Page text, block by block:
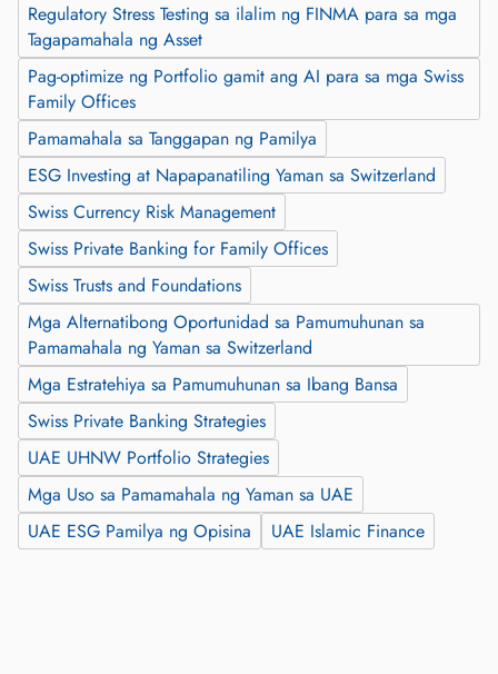
Regulatory Stress Testing sa ilalim ng FINMA para sa mga
Tagapamahala ng Asset
Pag-optimize ng Portfolio gamit ang AI para sa mga Swiss
Family Offices
Pamamahala sa Tanggapan ng Pamilya
ESG Investing at Napapanatiling Yaman sa Switzerland
Swiss Currency Risk Management
Swiss Private Banking for Family Offices
Swiss Trusts and Foundations
Mga Alternatibong Oportunidad sa Pamumuhunan sa
Pamamahala ng Yaman sa Switzerland
Mga Estratehiya sa Pamumuhunan sa Ibang Bansa
Swiss Private Banking Strategies
UAE UHNW Portfolio Strategies
Mga Uso sa Pamamahala ng Yaman sa UAE
UAE ESG Pamilya ng Opisina
UAE Islamic Finance